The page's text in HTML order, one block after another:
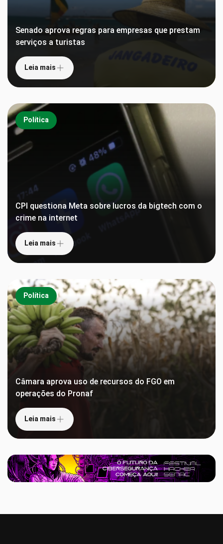
Senado aprova regras para empresas que prestam
serviços a turistas
Leia mais
Política
CPI questiona Meta sobre lucros da bigtech com o
crime na internet
Leia mais
Política
Câmara aprova uso de recursos do FGO em
operações do Pronaf
Leia mais